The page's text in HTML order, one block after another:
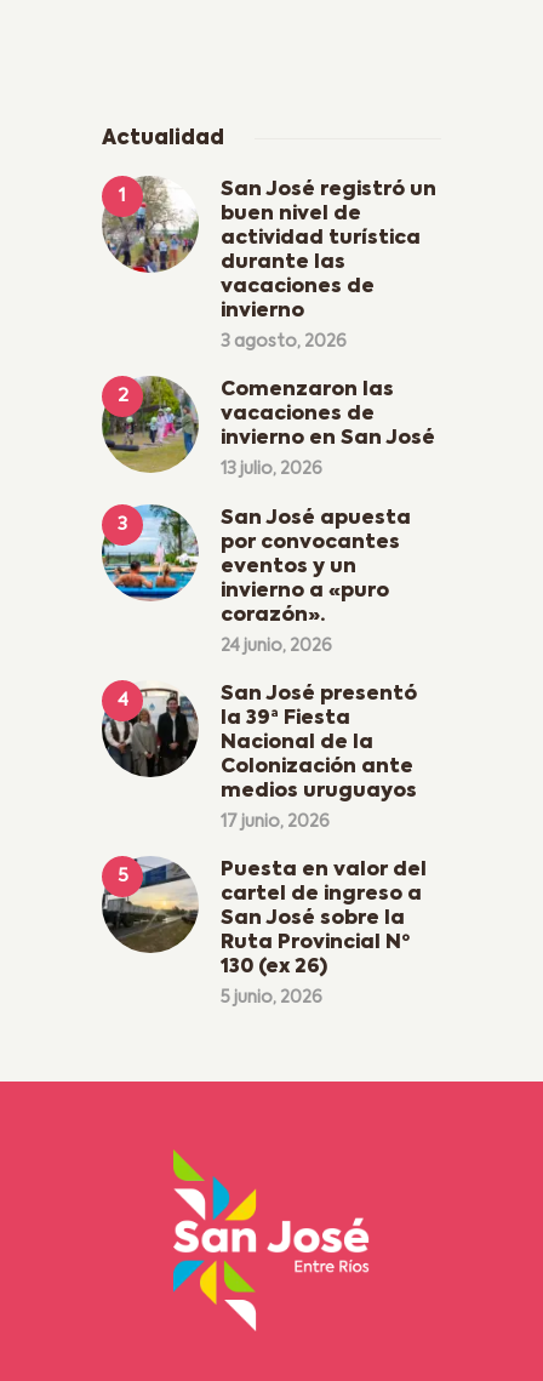
Actualidad
San José registró un
buen nivel de
actividad turística
durante las
vacaciones de
invierno
3 agosto, 2026
Comenzaron las
vacaciones de
invierno en San José
13 julio, 2026
San José apuesta
por convocantes
eventos y un
invierno a «puro
corazón».
24 junio, 2026
San José presentó
la 39ª Fiesta
Nacional de la
Colonización ante
medios uruguayos
17 junio, 2026
Puesta en valor del
cartel de ingreso a
San José sobre la
Ruta Provincial Nº
130 (ex 26)
5 junio, 2026